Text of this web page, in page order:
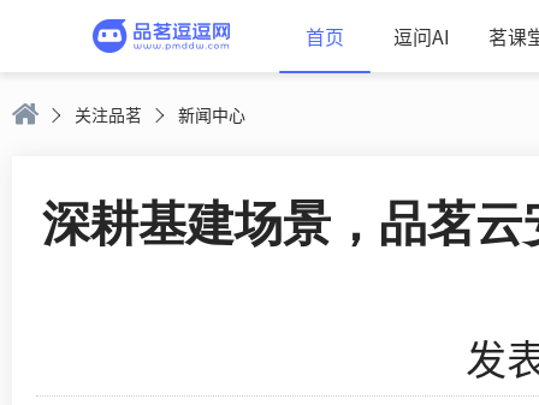
首页 逗问AI 茗课
关注品茗 新闻中心
深耕基建场景，品茗
发